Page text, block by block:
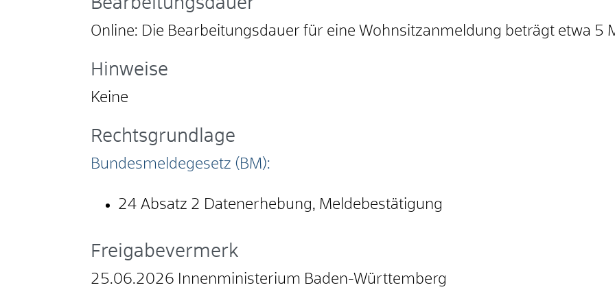
Bearbeitungsdauer
Online: Die Bearbeitungsdauer für eine Wohnsitzanmeldung beträgt etwa 5
Hinweise
Keine
Rechtsgrundlage
Bundesmeldegesetz (BM):
24 Absatz 2 Datenerhebung, Meldebestätigung
Freigabevermerk
25.06.2026 Innenministerium Baden-Württemberg